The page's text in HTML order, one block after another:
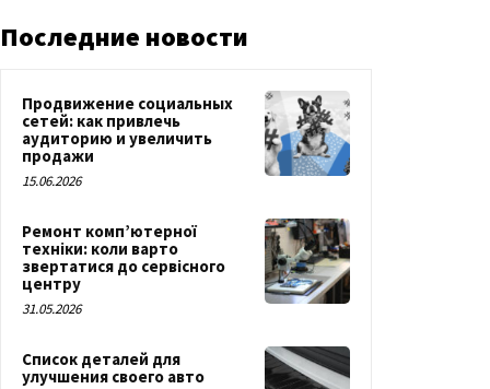
Последние новости
Продвижение социальных
сетей: как привлечь
аудиторию и увеличить
продажи
15.06.2026
Ремонт комп’ютерної
техніки: коли варто
звертатися до сервісного
центру
31.05.2026
Список деталей для
улучшения своего авто